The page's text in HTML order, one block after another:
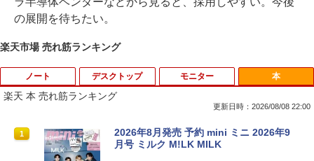
の展開を待ちたい。
楽天市場 売れ筋ランキング
ノート
1
レビュー投稿 5年保証｜MS Office 2024
H&B 搭載｜中古 ノートパソコン Windo
デスクトップ モニター
1
モバイルモニター ミラーリング 高画質 1
0.1インチ IPS液晶 小型 LEDバックライ
本
楽天 本 売れ筋ランキング
更新日時：2026/08/08 22:00
1
2026年8月発売 予約 mini ミニ 2026年9
月号 ミルク M!LK MILK